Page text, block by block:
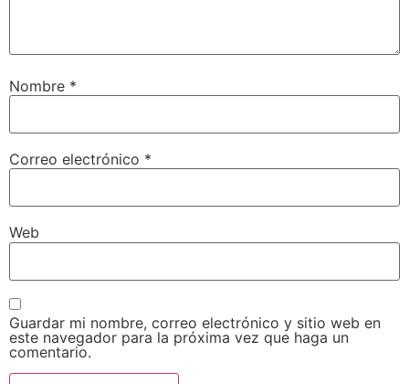
Nombre *
Correo electrónico *
Web
Guardar mi nombre, correo electrónico y sitio web en
este navegador para la próxima vez que haga un
comentario.